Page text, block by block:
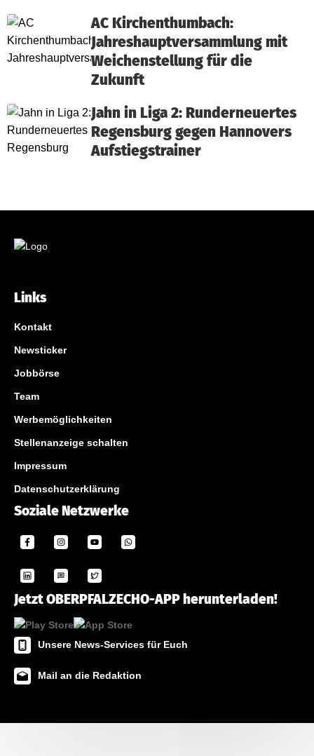
AC Kirchenthumbach:
Jahreshauptversammlung mit
Weichenstellung für die
Zukunft
Jahn in Liga 2: Runderneuertes
Regensburg gegen Hannovers
Aufstiegstrainer
Links
Kontakt
Newsticker
Jobbörse
Team
Werbemöglichkeiten
Stellenanzeige schalten
Impressum
Datenschutzerklärung
Soziale Netzwerke
Jetzt OBERPFALZECHO-APP herunterladen!
Unsere News-Services für Euch
Mail an die Redaktion